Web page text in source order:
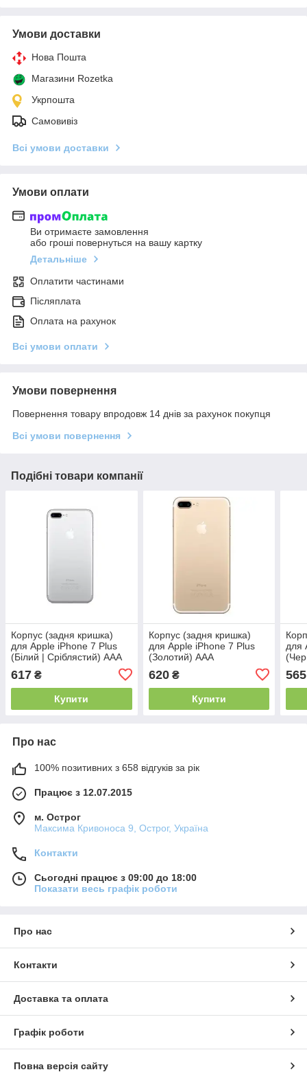
Умови доставки
Нова Пошта
Магазини Rozetka
Укрпошта
Самовивіз
Всі умови доставки
Умови оплати
Ви отримаєте замовлення
або гроші повернуться на вашу картку
Детальніше
Оплатити частинами
Післяплата
Оплата на рахунок
Всі умови оплати
Умови повернення
Повернення товару впродовж 14 днів за рахунок покупця
Всі умови повернення
Подібні товари компанії
Корпус (задня кришка)
для Apple iPhone 7 Plus
(Білий | Сріблястий) ААА
617 ₴
Купити
Корпус (задня кришка)
для Apple iPhone 7 Plus
(Золотий) ААА
620₴
Купити
для
565
Про нас
100% позитивних з 658 відгуків за рік
Працює з 12.07.2015
м. Острог
Максима Кривоноса 9, Острог, Україна
Контакти
Сьогодні працює з 09:00 до 18:00
Показати весь графік роботи
Про нас
Контакти
Доставка та оплата
Графік роботи
Повна версія сайту